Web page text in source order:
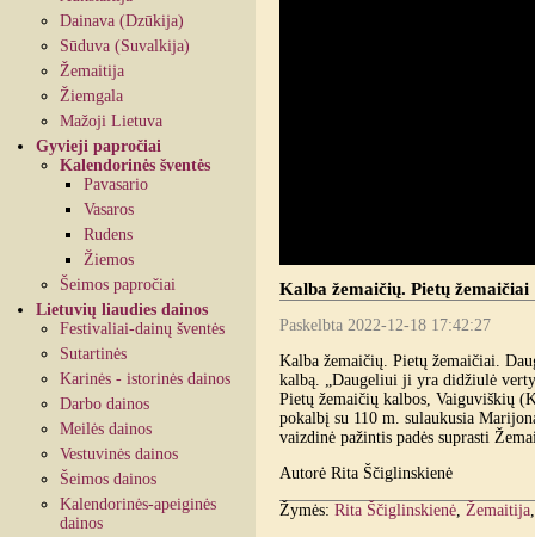
Dainava (Dzūkija)
Sūduva (Suvalkija)
Žemaitija
Žiemgala
Mažoji Lietuva
Gyvieji papročiai
Kalendorinės šventės
Pavasario
Vasaros
Rudens
Žiemos
Šeimos papročiai
Lietuvių liaudies dainos
Festivaliai-dainų šventės
Sutartinės
Karinės - istorinės dainos
Darbo dainos
Meilės dainos
Vestuvinės dainos
Šeimos dainos
Kalendorinės-apeiginės
dainos
Kalba žemaičių. Pietų žemaičiai
Paskelbta 2022-12-18 17:42:27
Kalba žemaičių. Pietų žemaičiai.
kalbą. „Daugeliui ji yra didžiulė
Pietų žemaičių kalbos, Vaiguviškių
pokalbį su 110 m. sulaukusia
vaizdinė pažintis padės suprasti
Autorė Rita Ščiglinskienė
Žymės: Rita Ščiglinskienė Žemaitija